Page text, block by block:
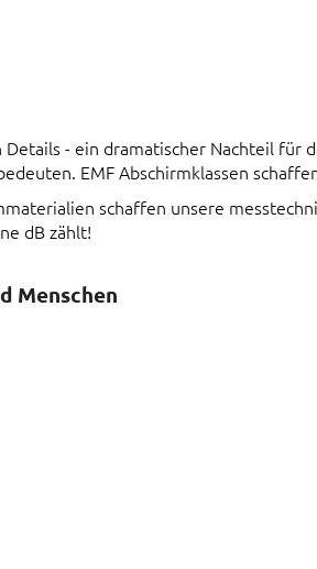
- ein dramatischer Nachteil für
EMF Abschirmklassen
schaffen unsere
dB zählt!
Menschen